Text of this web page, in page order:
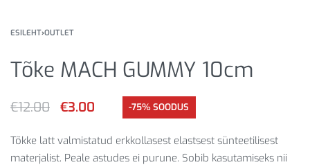
ESILEHT›OUTLET
Tõke MACH GUMMY 10cm
€12.00 €3.00 -75% SOODUS
Tõkke latt valmistatud erkkollasest elastsest sünteetilisest
materjalist. Peale astudes ei purune. Sobib kasutamiseks nii